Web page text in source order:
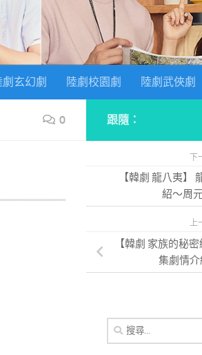
劇玄幻劇 陸劇校園劇 陸劇武俠劇
0 跟隨：
下
【韓劇 龍八夷】
紹～周
上
【韓劇 家族的秘
集劇情
搜
尋